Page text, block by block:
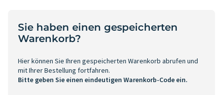
Sie haben einen gespeicherten
Warenkorb?
Hier können Sie Ihren gespeicherten Warenkorb abrufen und
mit Ihrer Bestellung fortfahren.
Bitte geben Sie einen eindeutigen Warenkorb-Code ein.